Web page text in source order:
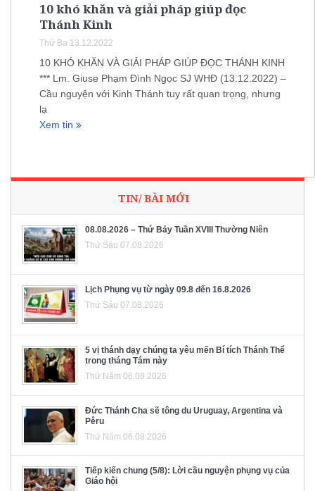
10 khó khăn và giải pháp giúp đọc
Thánh Kinh
Thứ Ba 13.12.2022
10 KHÓ KHĂN VÀ GIẢI PHÁP GIÚP ĐỌC THÁNH KINH
*** Lm. Giuse Phạm Đình Ngọc SJ WHĐ (13.12.2022) –
Cầu nguyện với Kinh Thánh tuy rất quan trọng, nhưng
lạ
Xem tin
TIN/ BÀI MỚI
08.08.2026 – Thứ Bảy Tuần XVIII Thường Niên
Thứ Sáu 07.08.2026
Lịch Phụng vụ từ ngày 09.8 đến 16.8.2026
Thứ Sáu 07.08.2026
5 vị thánh dạy chúng ta yêu mến Bí tích Thánh Thể
trong tháng Tám này
Thứ Năm 06.08.2026
Đức Thánh Cha sẽ tông du Uruguay, Argentina và
Pêru
Thứ Năm 06.08.2026
Tiếp kiến chung (5/8): Lời cầu nguyện phụng vụ của
Giáo hội